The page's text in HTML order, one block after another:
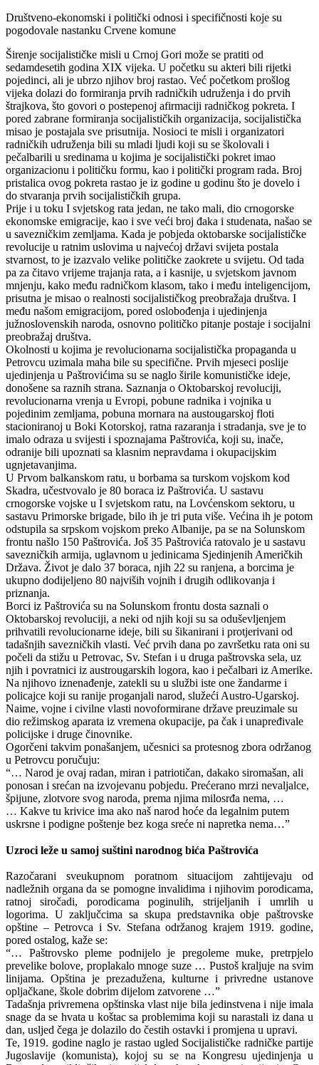
Društveno-ekonomski i politički odnosi i specifičnosti koje su
pogodovale nastanku Crvene komune
Širenje socijalističke misli u Crnoj Gori može se pratiti od
sedamdesetih godina XIX vijeka. U početku su akteri bili rijetki
pojedinci, ali je ubrzo njihov broj rastao. Već početkom prošlog
vijeka dolazi do formiranja prvih radničkih udruženja i do prvih
štrajkova, što govori o postepenoj afirmaciji radničkog pokreta. I
pored zabrane formiranja socijalističkih organizacija, socijalistička
misao je postajala sve prisutnija. Nosioci te misli i organizatori
radničkih udruženja bili su mladi ljudi koji su se školovali i
pečalbarili u sredinama u kojima je socijalistički pokret imao
organizacionu i političku formu, kao i politički program rada. Broj
pristalica ovog pokreta rastao je iz godine u godinu što je dovelo i
do stvaranja prvih socijalističkih grupa.
Prije i u toku I svjetskog rata jedan, ne tako mali, dio crnogorske
ekonomske emigracije, kao i sve veći broj đaka i studenata, našao se
u savezničkim zemljama. Kada je pobjeda oktobarske socijalističke
revolucije u ratnim uslovima u najvećoj državi svijeta postala
stvarnost, to je izazvalo velike političke zaokrete u svijetu. Od tada
pa za čitavo vrijeme trajanja rata, a i kasnije, u svjetskom javnom
mnjenju, kako među radničkom klasom, tako i među inteligencijom,
prisutna je misao o realnosti socijalističkog preobražaja društva. I
među našom emigracijom, pored oslobođenja i ujedinjenja
južnoslovenskih naroda, osnovno političko pitanje postaje i socijalni
preobražaj društva.
Okolnosti u kojima je revolucionarna socijalistička propaganda u
Petrovcu uzimala maha bile su specifične. Prvih mjeseci poslije
ujedinjenja u Paštrovićima su se naglo širile komunističke ideje,
donošene sa raznih strana. Saznanja o Oktobarskoj revoluciji,
revolucionarna vrenja u Evropi, pobune radnika i vojnika u
pojedinim zemljama, pobuna mornara na austougarskoj floti
stacioniranoj u Boki Kotorskoj, ratna razaranja i stradanja, sve je to
imalo odraza u svijesti i spoznajama Paštrovića, koji su, inače,
odranije bili upoznati sa klasnim nepravdama i okupacijskim
ugnjetavanjima.
U Prvom balkanskom ratu, u borbama sa turskom vojskom kod
Skadra, učestvovalo je 80 boraca iz Paštrovića. U sastavu
crnogorske vojske u I svjetskom ratu, na Lovćenskom sektoru, u
sastavu Primorske brigade, bilo ih je tri puta više. Većina ih je potom
odstupila sa srpskom vojskom preko Albanije, pa se na Solunskom
frontu našlo 150 Paštrovića. Još 35 Paštrovića ratovalo je u sastavu
savezničkih armija, uglavnom u jedinicama Sjedinjenih Američkih
Država. Život je dalo 37 boraca, njih 22 su ranjena, a borcima je
ukupno dodijeljeno 80 najviših vojnih i drugih odlikovanja i
priznanja.
Borci iz Paštrovića su na Solunskom frontu dosta saznali o
Oktobarskoj revoluciji, a neki od njih koji su sa oduševljenjem
prihvatili revolucionarne ideje, bili su šikanirani i protjerivani od
tadašnjih savezničkih vlasti. Već prvih dana po završetku rata oni su
počeli da stižu u Petrovac, Sv. Stefan i u druga paštrovska sela, uz
njih i povratnici iz austrougarskih logora, kao i pečalbari iz Amerike.
Na njihovo iznenađenje, zatekli su u službi iste one žandarme i
policajce koji su ranije proganjali narod, služeći Austro-Ugarskoj.
Naime, vojne i civilne vlasti novoformirane države preuzimale su
dio režimskog aparata iz vremena okupacije, pa čak i unapređivale
policijske i druge činovnike.
Ogorčeni takvim ponašanjem, učesnici sa protesnog zbora održanog
u Petrovcu poručuju:
“… Narod je ovaj radan, miran i patriotičan, dakako siromašan, ali
ponosan i srećan na izvojevanu pobjedu. Prećerano mrzi nevaljalce,
špijune, zlotvore svog naroda, prema njima milosrđa nema, …
… Kakve tu krivice ima ako naš narod hoće da legalnim putem
uskrsne i podigne poštenje bez koga sreće ni napretka nema…”
Uzroci leže u samoj suštini narodnog bića Paštrovića
Razočarani sveukupnom poratnom situacijom zahtijevaju od
nadležnih organa da se pomogne invalidima i njihovim porodicama,
ratnoj siročadi, porodicama poginulih, strijeljanih i umrlih u
logorima. U zaključcima sa skupa predstavnika obje paštrovske
opštine – Petrovca i Sv. Stefana održanog krajem 1919. godine,
pored ostalog, kaže se:
“… Paštrovsko pleme podnijelo je pregoleme muke, pretrpjelo
prevelike bolove, proplakalo mnoge suze … Pustoš kraljuje na svim
linijama. Opština je prezadužena, kulturne i privredne ustanove
opljačkane, škole dobrim dijelom zatvorene …”
Tadašnja privremena opštinska vlast nije bila jedinstvena i nije imala
snage da se hvata u koštac sa problemima koji su narastali iz dana u
dan, usljed čega je dolazilo do čestih ostavki i promjena u upravi.
Te, 1919. godine naglo je rastao ugled Socijalističke radničke partije
Jugoslavije (komunista), kojoj su se na Kongresu ujedinjenja u